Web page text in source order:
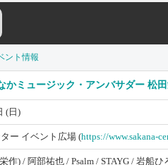
ント情報
かミュージック・アンバサダー 松田
(日)
ー イベント広場 (https://www.sakana-
作) / 阿部祐也 / Psalm / STAYG / 岩船ひ